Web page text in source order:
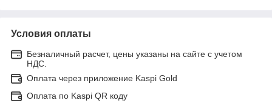
Условия оплаты
Безналичный расчет, цены указаны на сайте с учетом
НДС.
Оплата через приложение Kaspi Gold
Оплата по Kaspi QR коду